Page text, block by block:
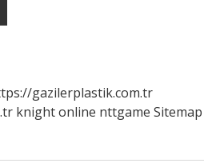
gazilerplastik.com.tr
knight online nttgame Sitemap